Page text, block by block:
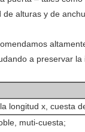
alturas y de
a preservar
longitud x, cuesta
muti-cuesta;